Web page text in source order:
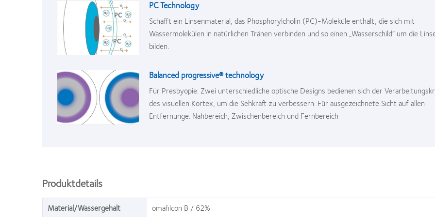
PC Technology
Schafft ein Linsenmaterial, das Phosphorylcholin (PC)-Moleküle enthält, die sich mit
Wassermolekülen in natürlichen Tränen verbinden und so einen „Wasserschild“ um die
bilden.
Balanced progressive® technology
Für Presbyopie: Zwei unterschiedliche optische Designs bedienen sich der
des visuellen Kortex, um die Sehkraft zu verbessern. Für ausgezeichnete Sicht auf allen
Entfernunge: Nahbereich, Zwischenbereich und Fernbereich
Produktdetails
Material/Wassergehalt
omafilcon B / 62%